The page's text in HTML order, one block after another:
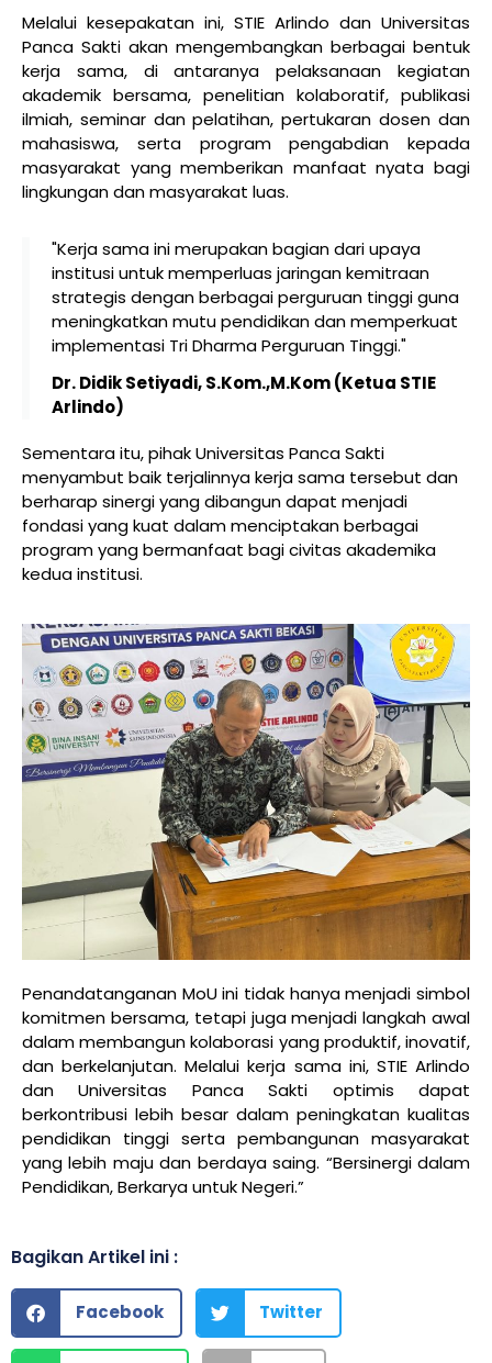
Melalui kesepakatan ini, STIE Arlindo dan Universitas
Panca Sakti akan mengembangkan berbagai bentuk
kerja sama, di antaranya pelaksanaan kegiatan
akademik bersama, penelitian kolaboratif, publikasi
ilmiah, seminar dan pelatihan, pertukaran dosen dan
mahasiswa, serta program pengabdian kepada
masyarakat yang memberikan manfaat nyata bagi
lingkungan dan masyarakat luas.
"Kerja sama ini merupakan bagian dari upaya
institusi untuk memperluas jaringan kemitraan
strategis dengan berbagai perguruan tinggi guna
meningkatkan mutu pendidikan dan memperkuat
implementasi Tri Dharma Perguruan Tinggi."
Dr. Didik Setiyadi, S.Kom.,M.Kom (Ketua STIE
Arlindo)
Sementara itu, pihak Universitas Panca Sakti
menyambut baik terjalinnya kerja sama tersebut dan
berharap sinergi yang dibangun dapat menjadi
fondasi yang kuat dalam menciptakan berbagai
program yang bermanfaat bagi civitas akademika
kedua institusi.
Penandatanganan MoU ini tidak hanya menjadi simbol
komitmen bersama, tetapi juga menjadi langkah awal
dalam membangun kolaborasi yang produktif, inovatif,
dan berkelanjutan. Melalui kerja sama ini, STIE Arlindo
dan Universitas Panca Sakti optimis dapat
berkontribusi lebih besar dalam peningkatan kualitas
pendidikan tinggi serta pembangunan masyarakat
yang lebih maju dan berdaya saing. “Bersinergi dalam
Pendidikan, Berkarya untuk Negeri.”
Bagikan Artikel ini :
Facebook Twitter